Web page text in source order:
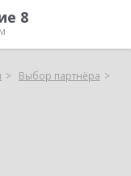
8
Выбор партнёра